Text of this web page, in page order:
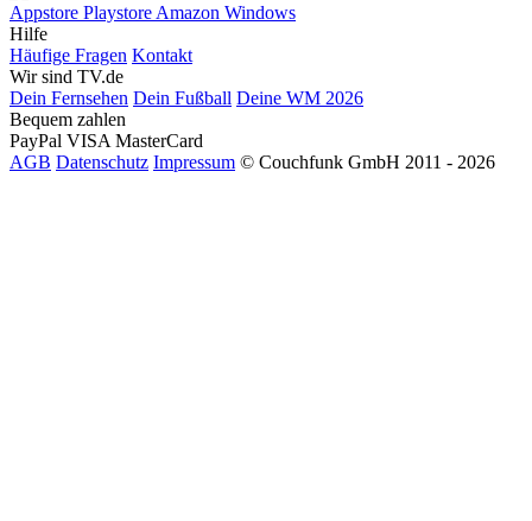
Appstore Playstore Amazon Windows
Hilfe
Häufige Fragen Kontakt
Wir sind TV.de
Dein Fernsehen Dein Fußball Deine WM 2026
Bequem zahlen
PayPal VISA MasterCard
AGB Datenschutz Impressum © Couchfunk GmbH 2011 - 2026